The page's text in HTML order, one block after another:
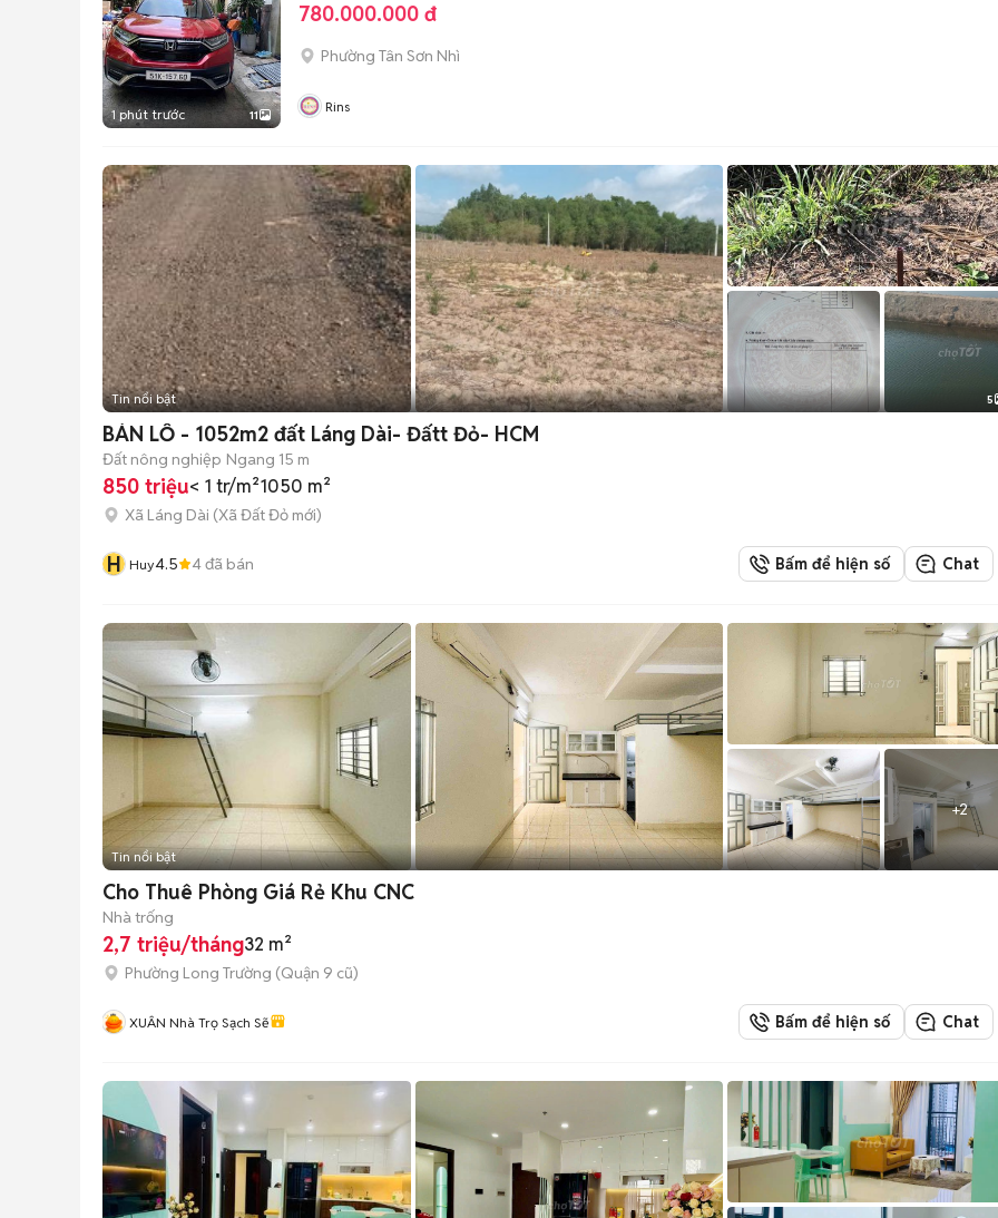
1 phút trước 11
780.000.000 đ
Phường Tân Sơn Nhì
Rins
Tin nổi bật 5
BÁN LỖ - 1052m2 đất Láng Dài- Đấtt Đỏ- HCM
Đất nông nghiệp Ngang 15 m
850 triệu< 1 tr/m²1050 m²
Xã Láng Dài (Xã Đất Đỏ mới)
H Huy4.5 4đã bán Bấm để hiện số Chat
+2
Tin nổi bật
Cho Thuê Phòng Giá Rẻ Khu CNC
Nhà trống
2,7 triệu/tháng32 m²
Phường Long Trường (Quận 9 cũ)
XUÂN Nhà Trọ Sạch Sẽ Bấm để hiện số Chat